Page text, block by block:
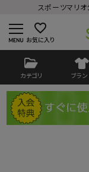
スポーツマリ
favorite_border
お気に入り
カテゴリ ブラン